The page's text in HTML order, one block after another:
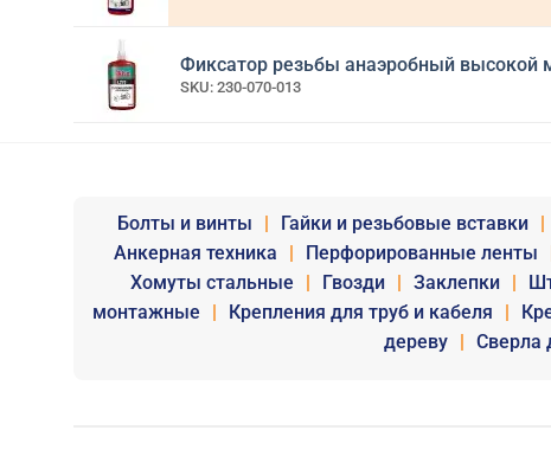
Фиксатор резьбы анаэробный высокой
SKU: 230-070-013
Болты и винты Гайки и резьбовые вставки
Анкерная техника
Перфорированные ленты
Хомуты стальные
Гвозди Заклепки
монтажные
Крепления для труб и кабеля
дереву
Сверла